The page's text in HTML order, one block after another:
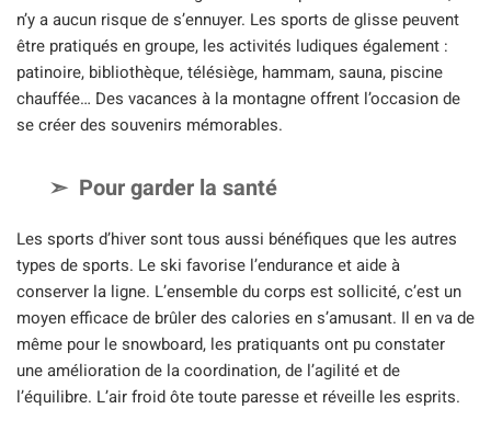
n’y a aucun risque de s’ennuyer. Les sports de glisse peuvent
être pratiqués en groupe, les activités ludiques également :
patinoire, bibliothèque, télésiège, hammam, sauna, piscine
chauffée… Des vacances à la montagne offrent l’occasion de
se créer des souvenirs mémorables.
Pour garder la santé
Les sports d’hiver sont tous aussi bénéfiques que les autres
types de sports. Le ski favorise l’endurance et aide à
conserver la ligne. L’ensemble du corps est sollicité, c’est un
moyen efficace de brûler des calories en s’amusant. Il en va de
même pour le snowboard, les pratiquants ont pu constater
une amélioration de la coordination, de l’agilité et de
l’équilibre. L’air froid ôte toute paresse et réveille les esprits.